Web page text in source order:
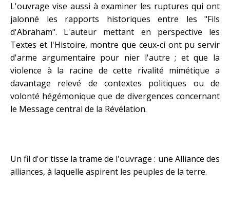
L'ouvrage vise aussi à examiner les ruptures qui ont
jalonné les rapports historiques entre les "Fils
d'Abraham". L'auteur mettant en perspective les
Textes et l'Histoire, montre que ceux-ci ont pu servir
d'arme argumentaire pour nier l'autre ; et que la
violence à la racine de cette rivalité mimétique a
davantage relevé de contextes politiques ou de
volonté hégémonique que de divergences concernant
le Message central de la Révélation.
Un fil d'or tisse la trame de l'ouvrage : une Alliance des
alliances, à laquelle aspirent les peuples de la terre.